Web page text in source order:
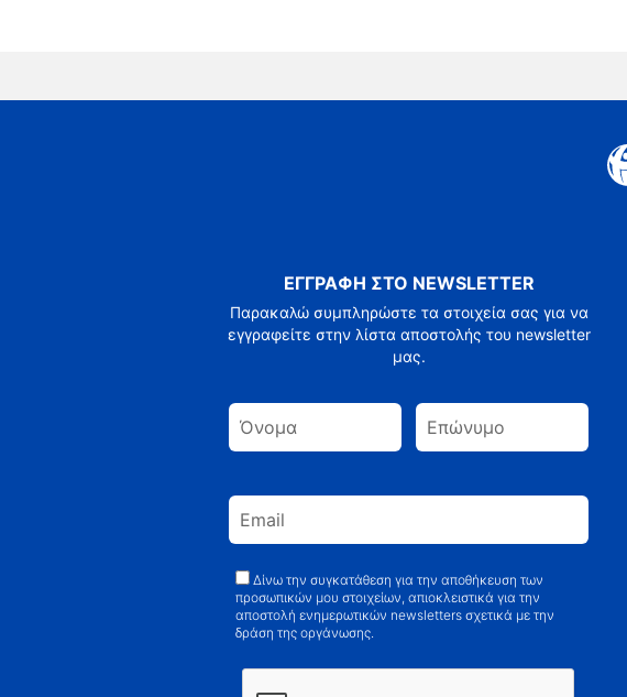
ΕΓΓΡΑΦΗ ΣΤΟ NEWSLETTER
Παρακαλώ συμπληρώστε τα στοιχεία σας για να
εγγραφείτε στην λίστα αποστολής του newsletter
μας.
Δίνω την συγκατάθεση για την αποθήκευση των
προσωπικών μου στοιχείων, απιοκλειστικά για την
αποστολή ενημερωτικών newsletters σχετικά με την
δράση της οργάνωσης.